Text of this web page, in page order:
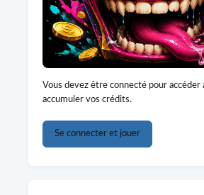
Vous devez être connecté pour accéder
accumuler vos crédits.
Se connecter et jouer